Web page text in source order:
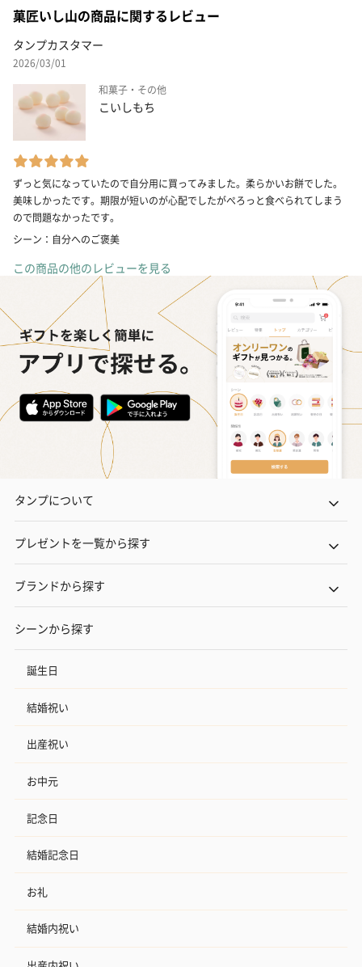
菓匠いし山の商品に関するレビュー
タンプカスタマー
2026/03/01
和菓子・その他
こいしもち
ずっと気になっていたので自分用に買ってみました。柔らかいお餅でした。
美味しかったです。期限が短いのが心配でしたがぺろっと食べられてしまう
ので問題なかったです。
シーン：自分へのご褒美
この商品の他のレビューを見る
タンプについて
プレゼントを一覧から探す
ブランドから探す
シーンから探す
誕生日
結婚祝い
出産祝い
お中元
記念日
結婚記念日
お礼
結婚内祝い